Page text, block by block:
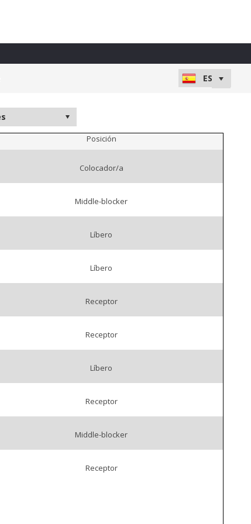
Posición
Colocador/a
Middle-blocker
Líbero
Líbero
Receptor
Receptor
Líbero
Receptor
Middle-blocker
Receptor